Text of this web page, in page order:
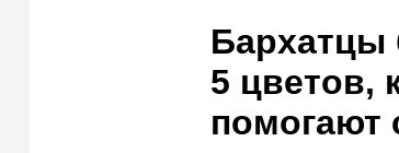
5 цветов,
помогают